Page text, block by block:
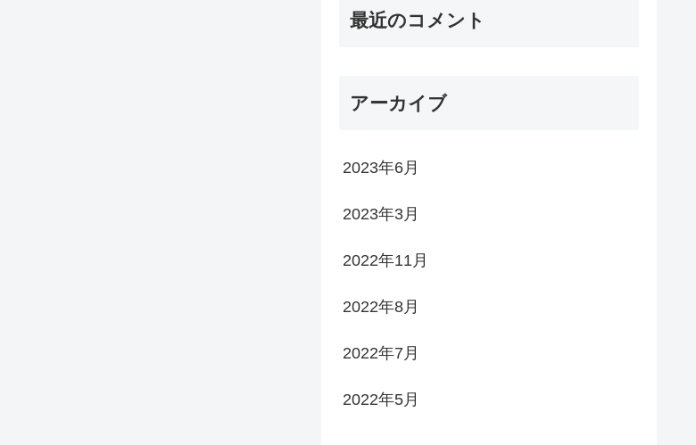
最近のコメント
アーカイブ
2023年6月
2023年3月
2022年11月
2022年8月
2022年7月
2022年5月